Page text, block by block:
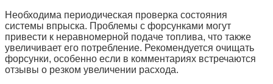
Необходима периодическая проверка состояния
системы впрыска. Проблемы с форсунками могут
привести к неравномерной подаче топлива, что также
увеличивает его потребление. Рекомендуется очищать
форсунки, особенно если в комментариях встречаются
отзывы о резком увеличении расхода.